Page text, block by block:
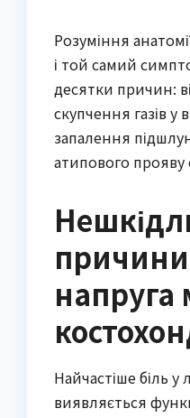
Розуміння
і той самий
десятки причин:
скупчення газів
запалення
атипового
напруга
Найчастіше біль у
виявляється